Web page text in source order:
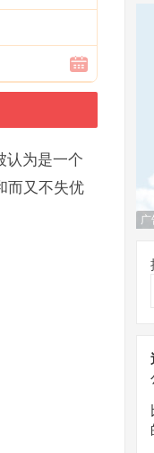
认为是一个
而又不失优
广